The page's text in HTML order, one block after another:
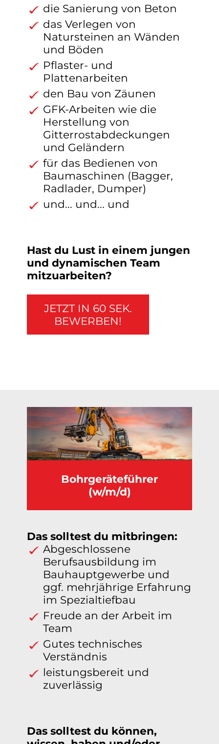
die Sanierung von Beton
das Verlegen von
Natursteinen an Wänden
und Böden
Pflaster- und
Plattenarbeiten
den Bau von Zäunen
GFK-Arbeiten wie die
Herstellung von
Gitterrostabdeckungen
und Geländern
für das Bedienen von
Baumaschinen (Bagger,
Radlader, Dumper)
und... und... und
Hast du Lust in einem jungen
und dynamischen Team
mitzuarbeiten?
JETZT IN 60 SEK.
BEWERBEN!
Bohrgeräteführer
(w/m/d)
Das solltest du mitbringen:
Abgeschlossene
Berufsausbildung im
Bauhauptgewerbe und
ggf. mehrjährige Erfahrung
im Spezialtiefbau
Freude an der Arbeit im
Team
Gutes technisches
Verständnis
leistungsbereit und
zuverlässig
Das solltest du können,